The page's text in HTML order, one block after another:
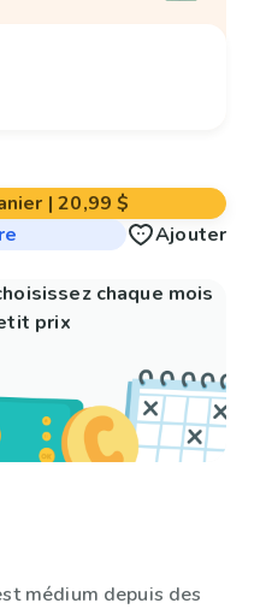
|20,99 $
Ajouter
chaque mois
prix
médium depuis des